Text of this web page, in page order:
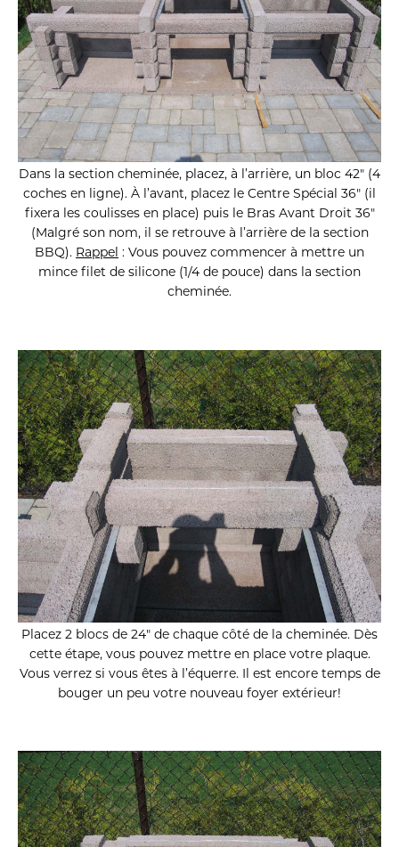
Dans la section cheminée, placez, à l’arrière, un bloc 42″ (4
coches en ligne). À l’avant, placez le Centre Spécial 36″ (il
fixera les coulisses en place) puis le Bras Avant Droit 36″
(Malgré son nom, il se retrouve à l’arrière de la section
BBQ). Rappel : Vous pouvez commencer à mettre un
mince filet de silicone (1/4 de pouce) dans la section
cheminée.
Placez 2 blocs de 24″ de chaque côté de la cheminée. Dès
cette étape, vous pouvez mettre en place votre plaque.
Vous verrez si vous êtes à l’équerre. Il est encore temps de
bouger un peu votre nouveau foyer extérieur!